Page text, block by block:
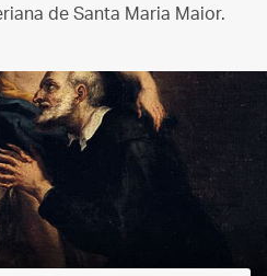
de Santa Maria Maior.